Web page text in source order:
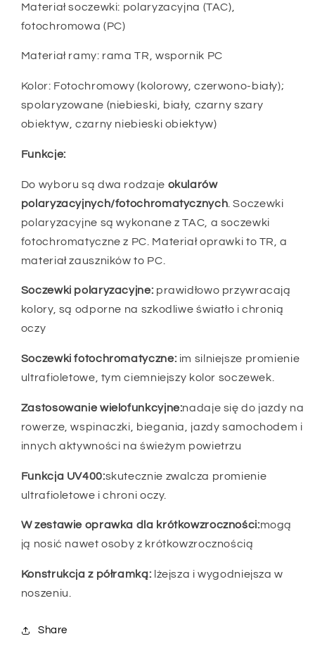
Materiał soczewki: polaryzacyjna (TAC),
fotochromowa (PC)
Materiał ramy: rama TR, wspornik PC
Kolor: Fotochromowy (kolorowy, czerwono-biały);
spolaryzowane (niebieski, biały, czarny szary
obiektyw, czarny niebieski obiektyw)
Funkcje:
Do wyboru są dwa rodzaje okularów
polaryzacyjnych/fotochromatycznych . Soczewki
polaryzacyjne są wykonane z TAC, a soczewki
fotochromatyczne z PC. Materiał oprawki to TR, a
materiał zauszników to PC.
Soczewki polaryzacyjne: prawidłowo przywracają
kolory, są odporne na szkodliwe światło i chronią
oczy
Soczewki fotochromatyczne: im silniejsze promienie
ultrafioletowe, tym ciemniejszy kolor soczewek.
Zastosowanie wielofunkcyjne:nadaje się do jazdy na
rowerze, wspinaczki, biegania, jazdy samochodem i
innych aktywności na świeżym powietrzu
Funkcja UV400:skutecznie zwalcza promienie
ultrafioletowe i chroni oczy.
W zestawie oprawka dla krótkowzroczności:mogą
ją nosić nawet osoby z krótkowzrocznością
Konstrukcja z półramką: lżejsza i wygodniejsza w
noszeniu.
Share